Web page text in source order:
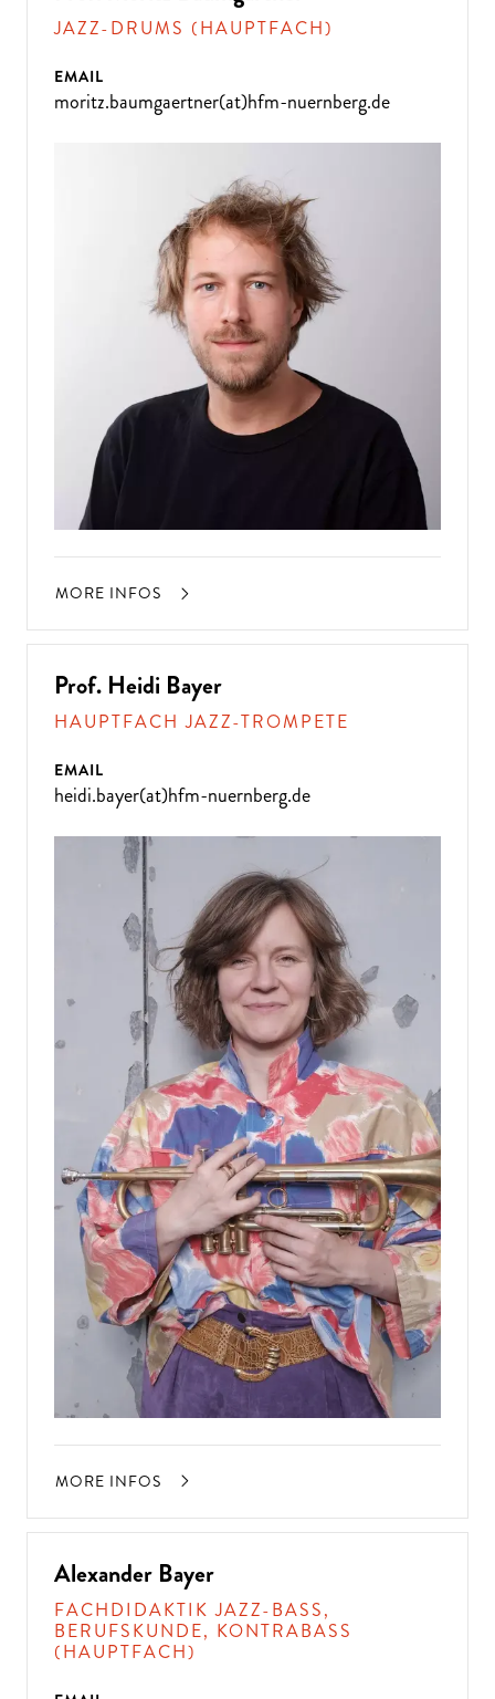
JAZZ-DRUMS (HAUPTFACH)
EMAIL
moritz.baumgaertner(at)hfm-nuernberg.de
MORE INFOS
Prof. Heidi Bayer
HAUPTFACH JAZZ-TROMPETE
EMAIL
heidi.bayer(at)hfm-nuernberg.de
MORE INFOS
Alexander Bayer
FACHDIDAKTIK JAZZ-BASS,
BERUFSKUNDE, KONTRABASS
(HAUPTFACH)